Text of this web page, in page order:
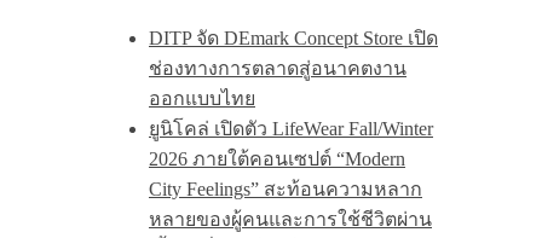
DITP จัด DEmark Concept Store เปิด
ช่องทางการตลาดสู่อนาคตงาน
ออกแบบไทย
ยูนิโคล่ เปิดตัว LifeWear Fall/Winter
2026 ภายใต้คอนเซปต์ “Modern
City Feelings” สะท้อนความหลาก
หลายของผู้คนและการใช้ชีวิตผ่าน